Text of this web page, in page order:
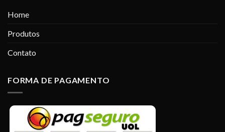
Home
Produtos
Contato
FORMA DE PAGAMENTO